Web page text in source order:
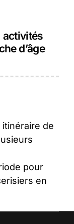
activités
d’âge
de
pour
en